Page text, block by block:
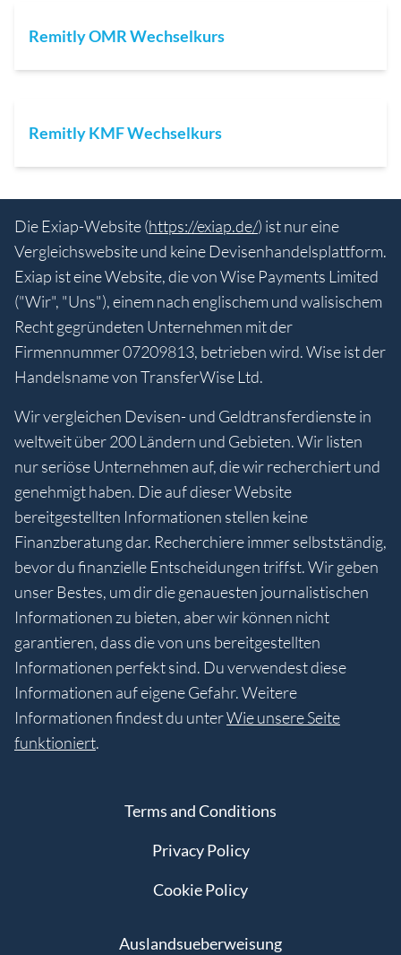
Remitly OMR Wechselkurs
Remitly KMF Wechselkurs
Die Exiap-Website (https://exiap.de/) ist nur eine
Vergleichswebsite und keine Devisenhandelsplattform.
Exiap ist eine Website, die von Wise Payments Limited
("Wir", "Uns"), einem nach englischem und walisischem
Recht gegründeten Unternehmen mit der
Firmennummer 07209813, betrieben wird. Wise ist der
Handelsname von TransferWise Ltd.
Wir vergleichen Devisen- und Geldtransferdienste in
weltweit über 200 Ländern und Gebieten. Wir listen
nur seriöse Unternehmen auf, die wir recherchiert und
genehmigt haben. Die auf dieser Website
bereitgestellten Informationen stellen keine
Finanzberatung dar. Recherchiere immer selbstständig,
bevor du finanzielle Entscheidungen triffst. Wir geben
unser Bestes, um dir die genauesten journalistischen
Informationen zu bieten, aber wir können nicht
garantieren, dass die von uns bereitgestellten
Informationen perfekt sind. Du verwendest diese
Informationen auf eigene Gefahr. Weitere
Informationen findest du unterWie unsere Seite
funktioniert.
Terms and Conditions
Privacy Policy
Cookie Policy
Auslandsueberweisung